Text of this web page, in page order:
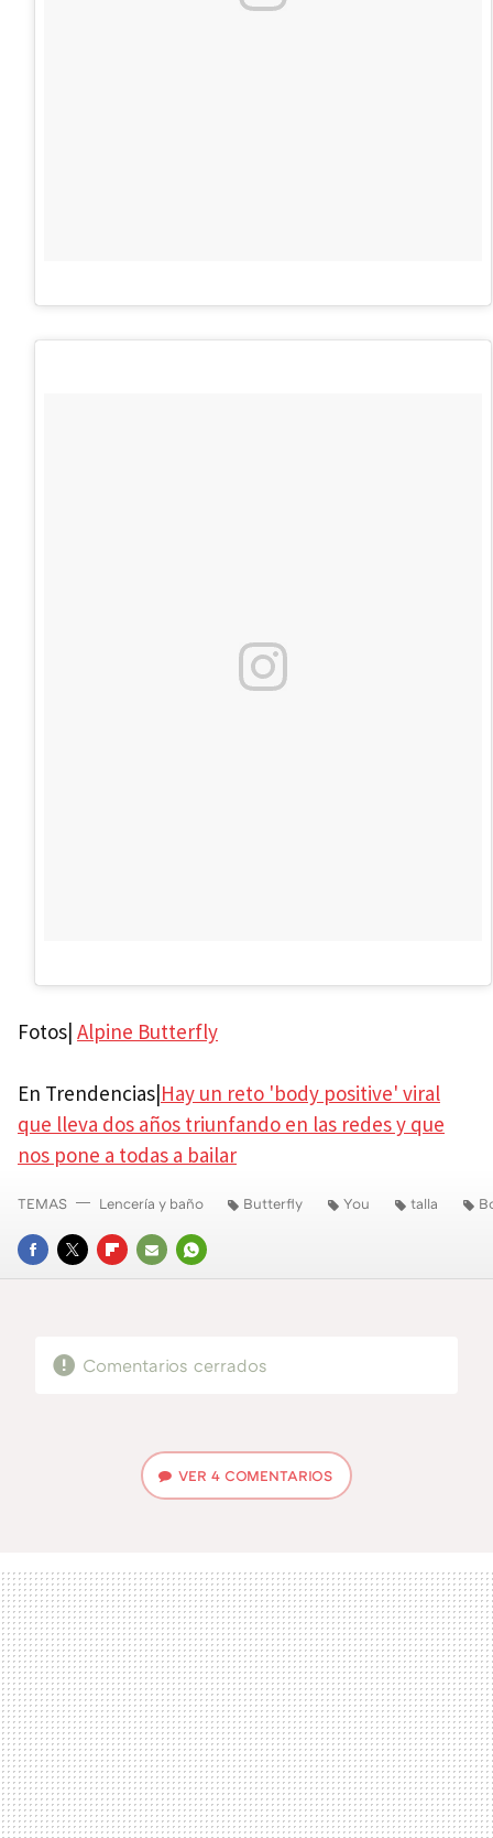
Fotos| Alpine Butterfly
En Trendencias|Hay un reto 'body positive' viral
que lleva dos años triunfando en las redes y que
nos pone a todas a bailar
FACEBOOK
TWITTERFLIPBOARD
E-
WHATSAPP
TEMAS Lencería y baño Butterfly You talla
Comentarios cerrados
VER 4 COMENTARIOS